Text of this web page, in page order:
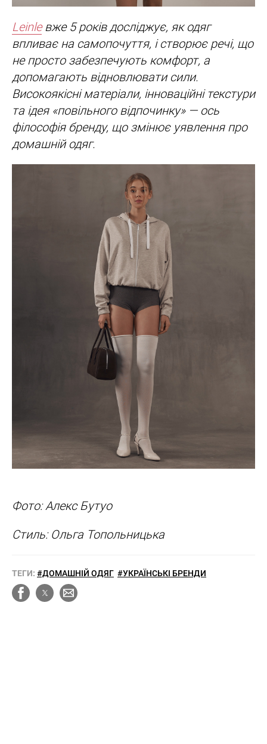
Leinleвже 5 років досліджує, як одяг
впливає на самопочуття, і створює речі, що
не просто забезпечують комфорт, а
допомагають відновлювати сили.
Високоякісні матеріали, інноваційні текстури
та ідея «повільного відпочинку» — ось
філософія бренду, що змінює уявлення про
домашній одяг.
Фото: Алекс Бутуо
Стиль: Ольга Топольницька
ТЕГИ: #ДОМАШНІЙ ОДЯГ #УКРАЇНСЬКІ БРЕНДИ